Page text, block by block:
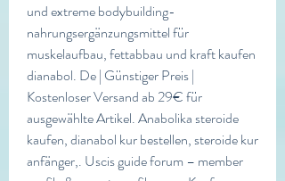
und extreme bodybuilding-
nahrungsergänzungsmittel für
muskelaufbau, fettabbau und kraft kaufen
dianabol. De | Günstiger Preis |
Kostenloser Versand ab 29€ für
ausgewählte Artikel. Anabolika steroide
kaufen, dianabol kur bestellen, steroide kur
anfänger,. Uscis guide forum – member